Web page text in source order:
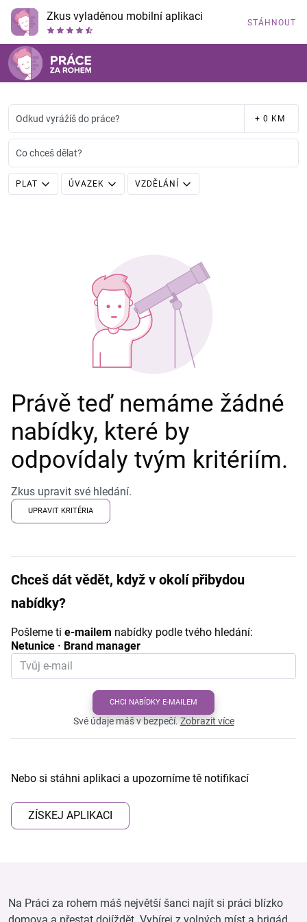
Zkus vyladěnou mobilní aplikaci STÁHNOUT
Odkud vyrážíš do práce? + 0 KM
Co chceš dělat?
PLAT ÚVAZEK VZDĚLÁNÍ
Právě teď nemáme žádné
nabídky, které by
odpovídaly tvým kritériím.
Zkus upravit své hledání.
UPRAVIT KRITÉRIA
Chceš dát vědět, když v okolí přibydou
nabídky?
Pošleme ti e-mailem nabídky podle tvého hledání:
Netunice · Brand manager
CHCI NABÍDKY E-MAILEM
Své údaje máš v bezpečí.Zobrazit více
Nebo si stáhni aplikaci a upozorníme tě notifikací
ZÍSKEJ APLIKACI
Na Práci za rohem máš největší šanci najít si práci blízko
domova a přestat dojíždět. Vybírej z volných míst a brigád